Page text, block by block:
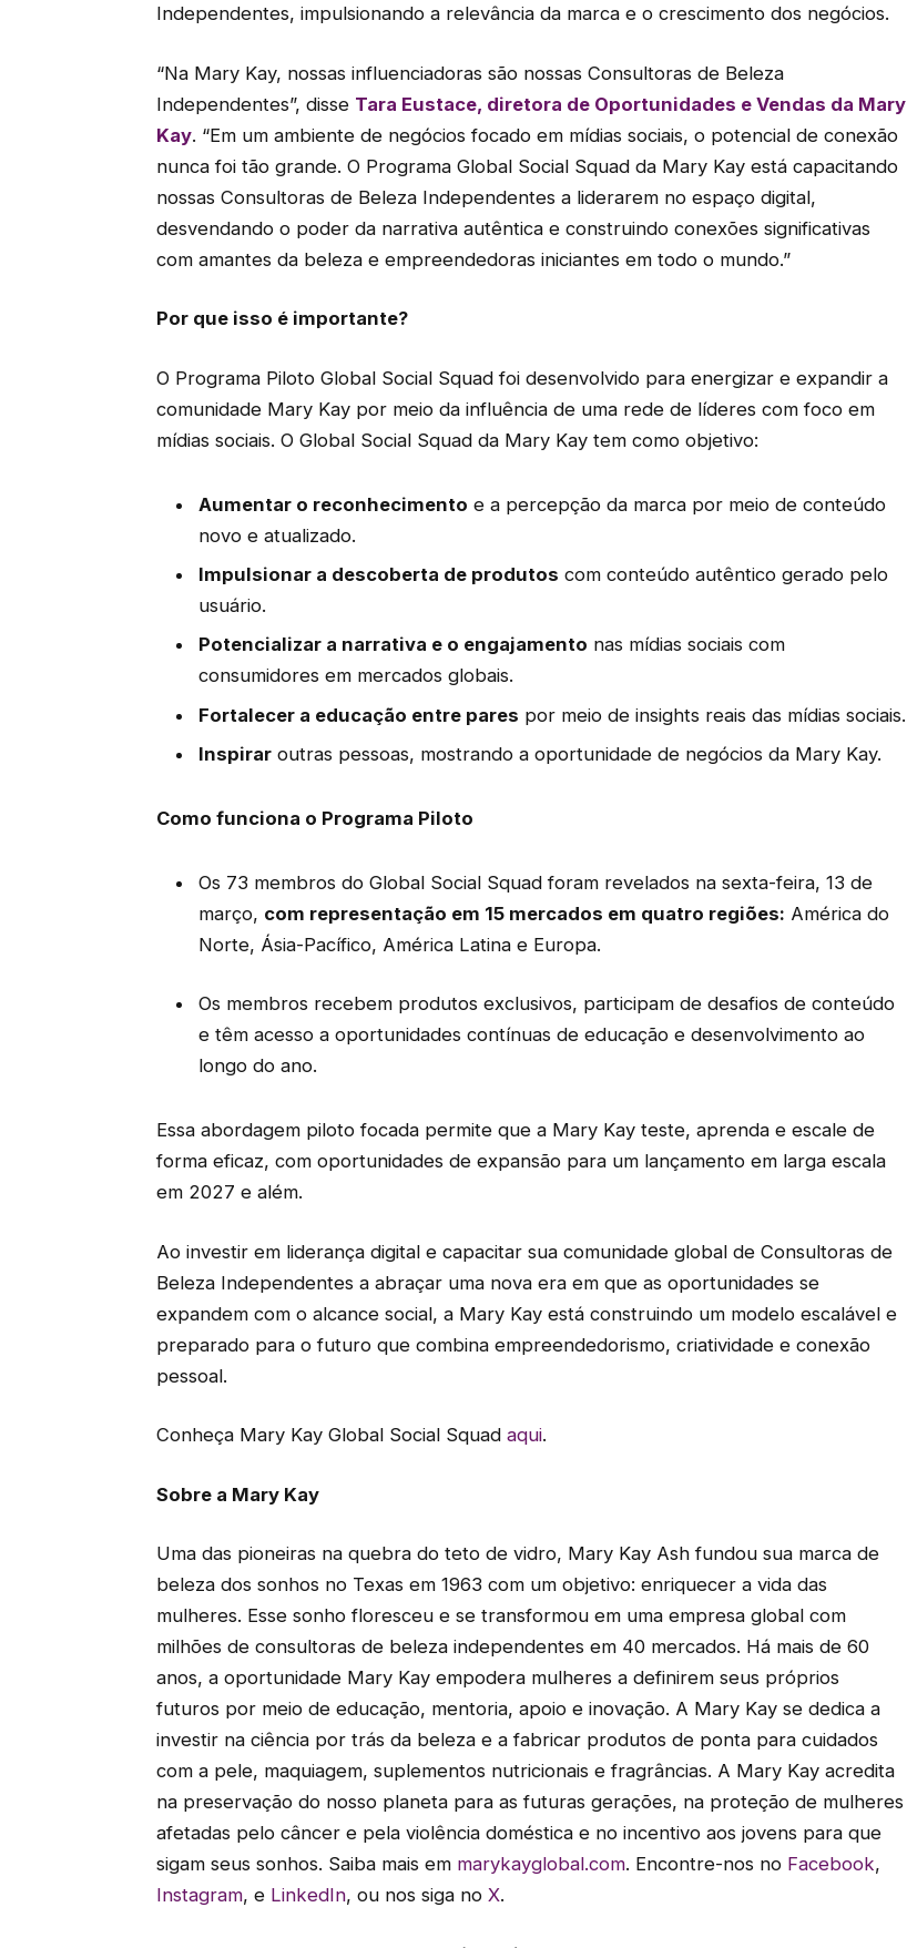
Independentes, impulsionando a relevância da marca e o crescimento dos negócios.
“Na Mary Kay, nossas influenciadoras são nossas Consultoras de Beleza
Independentes”, disse Tara Eustace, diretora de Oportunidades e Vendas da Mary
Kay. “Em um ambiente de negócios focado em mídias sociais, o potencial de conexão
nunca foi tão grande. O Programa Global Social Squad da Mary Kay está capacitando
nossas Consultoras de Beleza Independentes a liderarem no espaço digital,
desvendando o poder da narrativa autêntica e construindo conexões significativas
com amantes da beleza e empreendedoras iniciantes em todo o mundo.”
Por que isso é importante?
O Programa Piloto Global Social Squad foi desenvolvido para energizar e expandir a
comunidade Mary Kay por meio da influência de uma rede de líderes com foco em
mídias sociais. O Global Social Squad da Mary Kay tem como objetivo:
Aumentar o reconhecimento e a percepção da marca por meio de conteúdo
novo e atualizado.
Impulsionar a descoberta de produtos com conteúdo autêntico gerado pelo
usuário.
Potencializar a narrativa e o engajamento nas mídias sociais com
consumidores em mercados globais.
Fortalecer a educação entre pares por meio de insights reais das mídias sociais.
Inspiraroutras pessoas, mostrando a oportunidade de negócios da Mary Kay.
Como funciona o Programa Piloto
Os 73 membros do Global Social Squad foram revelados na sexta-feira, 13 de
março, com representação em 15 mercados em quatro regiões: América do
Norte, Ásia-Pacífico, América Latina e Europa.
Os membros recebem produtos exclusivos, participam de desafios de conteúdo
e têm acesso a oportunidades contínuas de educação e desenvolvimento ao
longo do ano.
Essa abordagem piloto focada permite que a Mary Kay teste, aprenda e escale de
forma eficaz, com oportunidades de expansão para um lançamento em larga escala
em 2027 e além.
Ao investir em liderança digital e capacitar sua comunidade global de Consultoras de
Beleza Independentes a abraçar uma nova era em que as oportunidades se
expandem com o alcance social, a Mary Kay está construindo um modelo escalável e
preparado para o futuro que combina empreendedorismo, criatividade e conexão
pessoal.
Conheça Mary Kay Global Social Squad aqui.
Sobre a Mary Kay
Uma das pioneiras na quebra do teto de vidro, Mary Kay Ash fundou sua marca de
beleza dos sonhos no Texas em 1963 com um objetivo: enriquecer a vida das
mulheres. Esse sonho floresceu e se transformou em uma empresa global com
milhões de consultoras de beleza independentes em 40 mercados. Há mais de 60
anos, a oportunidade Mary Kay empodera mulheres a definirem seus próprios
futuros por meio de educação, mentoria, apoio e inovação. A Mary Kay se dedica a
investir na ciência por trás da beleza e a fabricar produtos de ponta para cuidados
com a pele, maquiagem, suplementos nutricionais e fragrâncias. A Mary Kay acredita
na preservação do nosso planeta para as futuras gerações, na proteção de mulheres
afetadas pelo câncer e pela violência doméstica e no incentivo aos jovens para que
sigam seus sonhos. Saiba mais em marykayglobal.com. Encontre-nos no Facebook,
Instagram, e LinkedIn, ou nos siga no X.